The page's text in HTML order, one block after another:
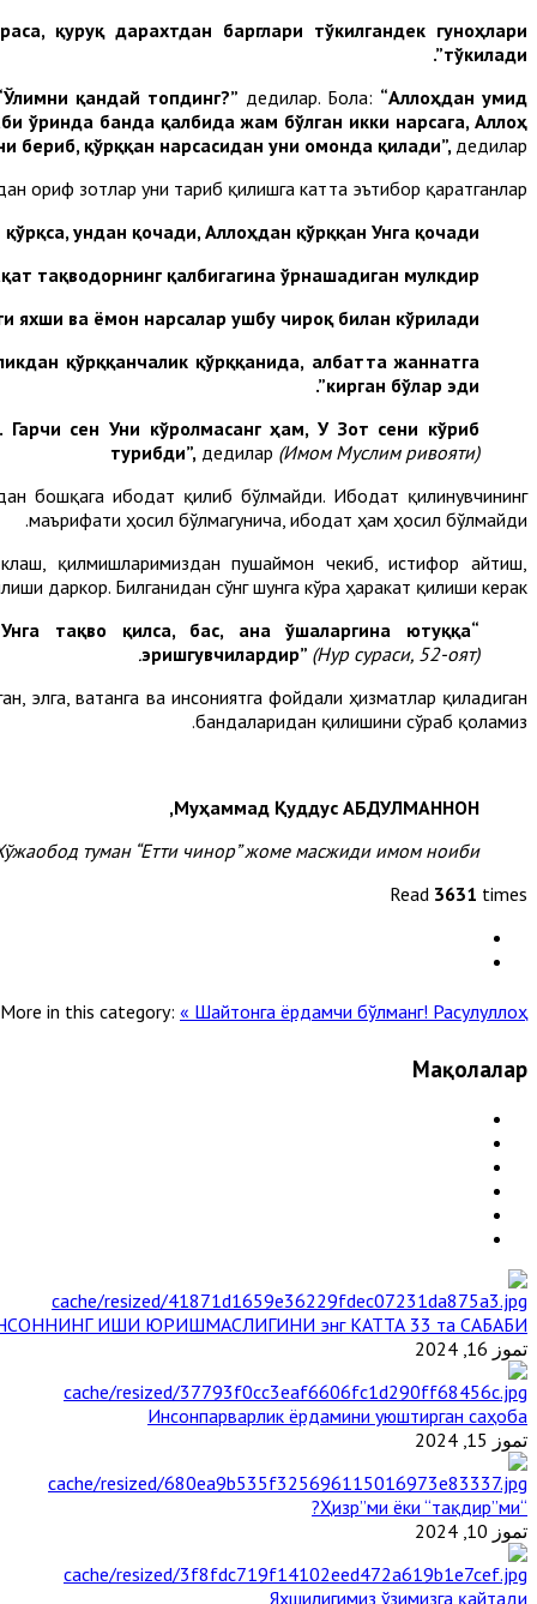
қуруқ дарахтдан барглари тўкилгандек гуноҳлари
тўкилади”.
қандай топдинг?” дедилар. Бола: “Аллоҳдан умид
ўринда банда қалбида жам бўлган икки нарсага, Аллоҳ
бериб, қўрққан нарсасидан уни омонда қилади”, дедилар.
ориф зотлар уни тарғиб қилишга катта эътибор қаратганлар:
ундан қочади, Аллоҳдан қўрққан Унга қочади”.
тақводорнинг қалбигагина ўрнашадиган мулкдир”.
яхши ва ёмон нарсалар ушбу чироқ билан кўрилади”.
қўрққанчалик қўрққанида, албатта жаннатга
кирган бўлар эди”.
Гарчи сен Уни кўролмасанг ҳам, У Зот сени кўриб
турибди”, дедилар (Имом Муслим ривояти)
бошқага ибодат қилиб бўлмайди. Ибодат қилинувчининг
маърифати ҳосил бўлмагунича, ибодат ҳам ҳосил бўлмайди.
қилмишларимиздан пушаймон чекиб, истиғфор айтиш,
даркор. Билганидан сўнг шунга кўра ҳаракат қилиши керак.
“
тақво қилса, бас, ана ўшаларгина ютуққа
эришгувчилардир” (Нур сураси, 52-оят).
элга, ватанга ва инсониятга фойдали ҳизматлар қиладиган
бандаларидан қилишини сўраб қоламиз.
Муҳаммад Қуддус АБДУЛМАННОН,
туман “Етти чинор” жоме масжиди имом ноиби.
Read 3631 times
More in this category: « Шайтонга ёрдамчи бўлманг! Расулуллоҳ ﷺ “Қабримни қайта-қайта зиёрат қилманглар” деганмилар? »
Мақолалар
ИШИ ЮРИШМАСЛИГИНИ энг КАТТА 33 та САБАБИ
تموز 16, 2024
Инсонпарварлик ёрдамини уюштирган саҳоба
تموز 15, 2024
“Ҳизр”ми ёки “тақдир”ми?
تموز 10, 2024
Яхшилигимиз ўзимизга қайтади